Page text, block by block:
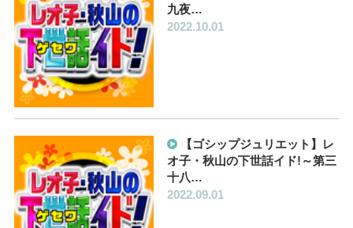
九夜…
2022.10.01
【ゴシップジュリエット】レ
オ子・秋山の下世話イド!～第三
十八…
2022.09.01